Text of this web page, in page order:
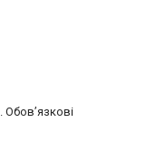
Обов’язкові